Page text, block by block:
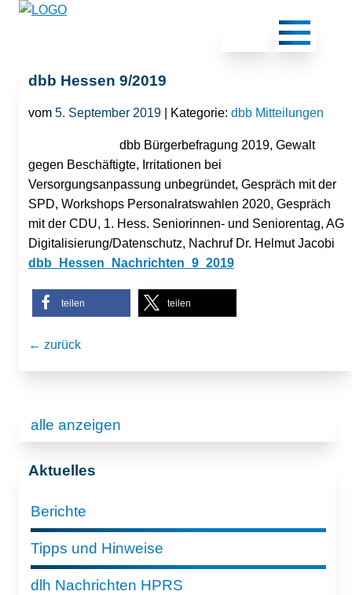
dbb Hessen 9/2019
vom 5. September 2019 | Kategorie: dbb Mitteilungen
dbb Bürgerbefragung 2019, Gewalt
gegen Beschäftigte, Irritationen bei
Versorgungsanpassung unbegründet, Gespräch mit der
SPD, Workshops Personalratswahlen 2020, Gespräch
mit der CDU, 1. Hess. Seniorinnen- und Seniorentag, AG
Digitalisierung/Datenschutz, Nachruf Dr. Helmut Jacobi
dbb_Hessen_Nachrichten_9_2019
teilen teilen
← zurück
alle anzeigen
Aktuelles
Berichte
Tipps und Hinweise
dlh Nachrichten HPRS